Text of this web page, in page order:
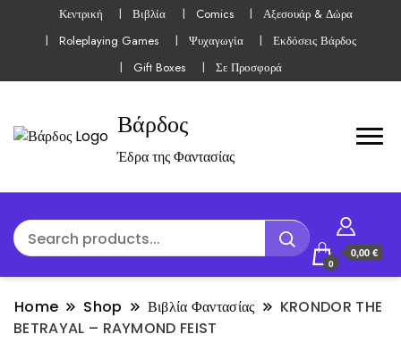
Κεντρική Βιβλία Comics
Αξεσουάρ & Δώρα
Roleplaying Games
Ψυχαγωγία
Εκδόσεις Βάρδος
Gift Boxes
Σε Προσφορά
Βάρδος
Έδρα της Φαντασίας
0
0,00 €
Home Shop Βιβλία Φαντασίας
KRONDOR THE
BETRAYAL – RAYMOND FEIST